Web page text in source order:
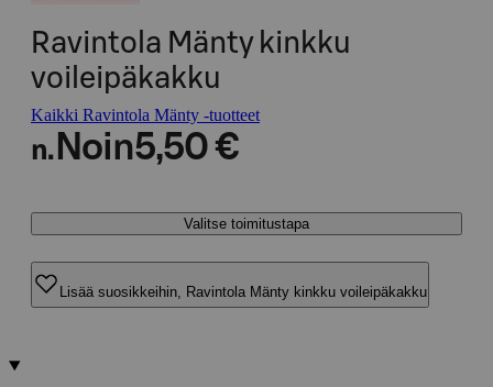
Ravintola Mänty kinkku
voileipäkakku
Kaikki Ravintola Mänty -tuotteet
n. Noin5,50 €
Valitse toimitustapa
Lisää suosikkeihin, Ravintola Mänty kinkku voileipäkakku